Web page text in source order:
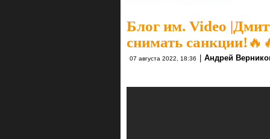
Блог им. Video |
снимать
07 августа 2022, 18:36 | Андрей